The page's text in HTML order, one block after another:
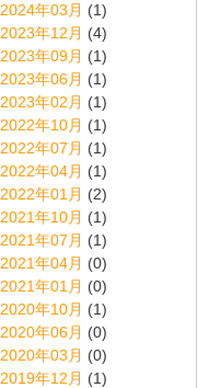
2024年03月 (1)
2023年12月 (4)
2023年09月 (1)
2023年06月 (1)
2023年02月 (1)
2022年10月 (1)
2022年07月 (1)
2022年04月 (1)
2022年01月 (2)
2021年10月 (1)
2021年07月 (1)
2021年04月 (0)
2021年01月 (0)
2020年10月 (1)
2020年06月 (0)
2020年03月 (0)
2019年12月 (1)